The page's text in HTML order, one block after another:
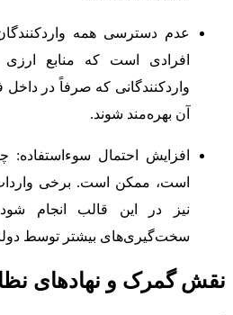
عدم دسترسی همه
افرادی است که منابع
واردکنندگانی که صرفاً در داخل
آن بهره‌مند شوند.
افزایش احتمال سوءاستفاده:
است، ممکن است. برخی
نیز در این قالب انجام
سخت‌گیری‌های بیشتر توسط
نقش گمرک و نهادهای